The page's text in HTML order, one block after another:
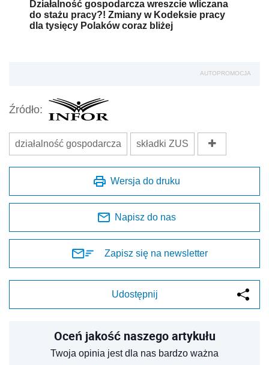
Działalność gospodarcza wreszcie wliczana
do stażu pracy?! Zmiany w Kodeksie pracy
dla tysięcy Polaków coraz bliżej
AUTOPROMOCJA
Źródło:
działalność gospodarcza składki ZUS
Wersja do druku
Napisz do nas
Zapisz się na newsletter
Udostępnij
Oceń jakość naszego artykułu
Twoja opinia jest dla nas bardzo ważna